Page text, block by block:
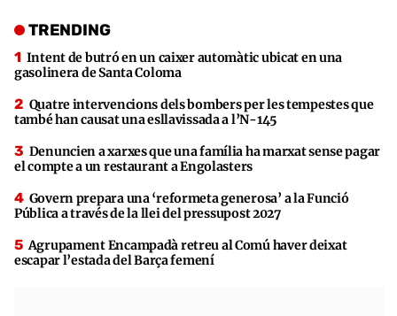
TRENDING
Intent de butró en un caixer automàtic ubicat en una
gasolinera de Santa Coloma
Quatre intervencions dels bombers per les tempestes que
també han causat una esllavissada a l’N-145
Denuncien a xarxes que una família ha marxat sense pagar
el compte a un restaurant a Engolasters
Govern prepara una ‘reformeta generosa’ a la Funció
Pública a través de la llei del pressupost 2027
Agrupament Encampadà retreu al Comú haver deixat
escapar l’estada del Barça femení